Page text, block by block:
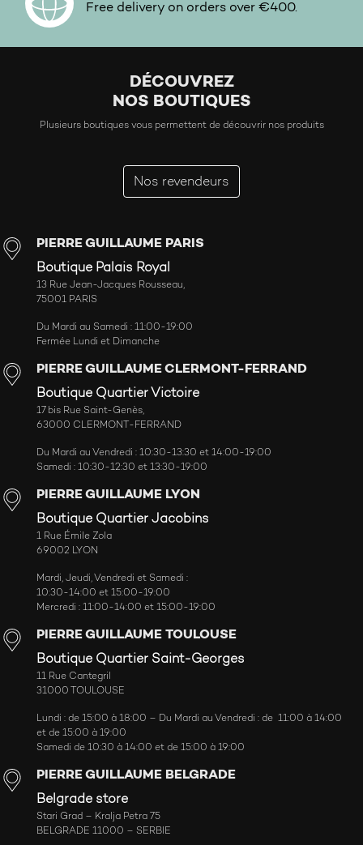
Free delivery on orders over €400.
DÉCOUVREZ
NOS BOUTIQUES
Plusieurs boutiques vous permettent de découvrir nos produits
Nos revendeurs
PIERRE GUILLAUME PARIS
Boutique Palais Royal
13 Rue Jean-Jacques Rousseau,
75001 PARIS
Du Mardi au Samedi : 11:00-19:00
Fermée Lundi et Dimanche
PIERRE GUILLAUME CLERMONT-FERRAND
Boutique Quartier Victoire
17 bis Rue Saint-Genès,
63000 CLERMONT-FERRAND
Du Mardi au Vendredi : 10:30-13:30 et 14:00-19:00
Samedi : 10:30-12:30 et 13:30-19:00
PIERRE GUILLAUME LYON
Boutique Quartier Jacobins
1 Rue Émile Zola
69002 LYON
Mardi, Jeudi, Vendredi et Samedi :
10:30-14:00 et 15:00-19:00
Mercredi : 11:00-14:00 et 15:00-19:00
PIERRE GUILLAUME TOULOUSE
Boutique Quartier Saint-Georges
11 Rue Cantegril
31000 TOULOUSE
Lundi : de 15:00 à 18:00 – Du Mardi au Vendredi : de 11:00 à 14:00
et de 15:00 à 19:00
Samedi de 10:30 à 14:00 et de 15:00 à 19:00
PIERRE GUILLAUME BELGRADE
Belgrade store
Stari Grad – Kralja Petra 75
BELGRADE 11000 – SERBIE